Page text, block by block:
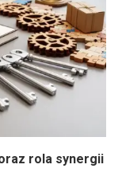
rola synergii